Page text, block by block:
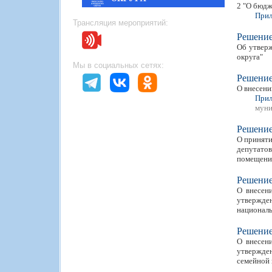
Трансляция мероприятий:
Мы в социальных сетях:
2 "О
Об
округа"
О
О
О
О
семейной